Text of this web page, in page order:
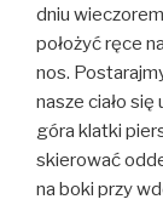
dniu
położyć ręce
nos.
nasze ciało się
góra klatki
skierować
na boki przy